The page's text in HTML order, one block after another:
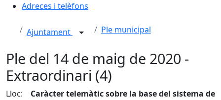
Adreces i telèfons
Ajuntament Ple municipal
Ple del 14 de maig de 2020 -
Extraordinari (4)
Lloc: Caràcter telemàtic sobre la base del sistema de